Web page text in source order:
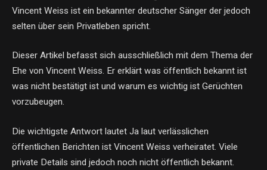
Vincent Weiss ist ein bekannter deutscher Sänger der jedoch
selten über sein Privatleben spricht.
Dieser Artikel befasst sich ausschließlich mit dem Thema der
Ehe von Vincent Weiss. Er erklärt was öffentlich bekannt ist
was nicht bestätigt ist und warum es wichtig ist Gerüchten
vorzubeugen.
Die wichtigste Antwort lautet Ja laut verlässlichen
öffentlichen Berichten ist Vincent Weiss verheiratet. Viele
private Details sind jedoch noch nicht öffentlich bekannt.